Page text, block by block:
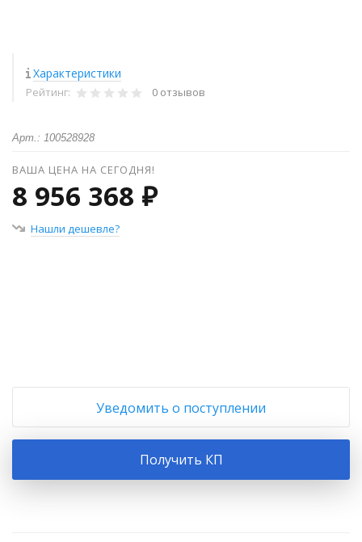
Характеристики
Рейтинг: 0 отзывов
Арт.: 100528928
ВАША ЦЕНА НА СЕГОДНЯ!
8 956 368 ₽
Нашли дешевле?
Уведомить о поступлении
Получить КП